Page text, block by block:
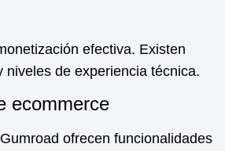
efectiva. Existen
de experiencia técnica.
ecommerce
ofrecen funcionalidades